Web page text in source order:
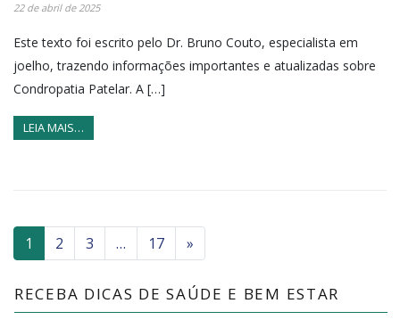
22 de abril de 2025
Este texto foi escrito pelo Dr. Bruno Couto, especialista em
joelho, trazendo informações importantes e atualizadas sobre
Condropatia Patelar. A […]
LEIA MAIS…
1 2 3 … 17 »
RECEBA DICAS DE SAÚDE E BEM ESTAR